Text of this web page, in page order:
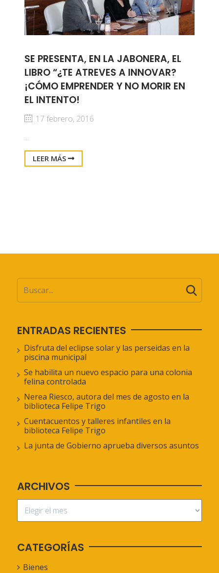
SE PRESENTA, EN LA JABONERA, EL
LIBRO “¿TE ATREVES A INNOVAR?
¡CÓMO EMPRENDER Y NO MORIR EN
EL INTENTO!
17 febrero, 2016
...
LEER MÁS
ENTRADAS RECIENTES
Disfruta del eclipse solar y las perseidas en la
piscina municipal
Se habilita un nuevo espacio para una colonia
felina controlada
Nerea Riesco, autora del mes de agosto en la
biblioteca Felipe Trigo
Cuentacuentos y talleres infantiles en la
biblioteca Felipe Trigo
La junta de Gobierno aprueba diversos asuntos
ARCHIVOS
CATEGORÍAS
Bienes